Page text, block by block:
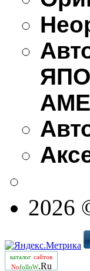
2026
каталог сайтов
NofolloW.Ru